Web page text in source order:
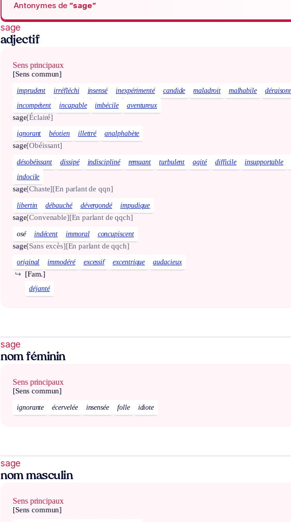
Antonymes de “sage“
sage
adjectif
Sens principaux
[Sens commun]
imprudent irréfléchi insensé inexpérimenté candide maladroit malhabile
incompétent
incapable imbécile aventureux
sage[Éclairé]
ignorant béotien illettré analphabète
sage[Obéissant]
désobéissant dissipé indiscipliné remuant turbulent agité difficile insupportable
indocile
sage[Chaste][En parlant de qqn]
libertin débauché dévergondé impudique
sage[Convenable][En parlant de qqch]
osé indécent immoral concupiscent
sage[Sans excès][En parlant de qqch]
original immodéré excessif excentrique audacieux
[Fam.]
↪
déjanté
sage
nom féminin
Sens principaux
[Sens commun]
ignorante écervelée insensée folle idiote
sage
nom masculin
Sens principaux
[Sens commun]